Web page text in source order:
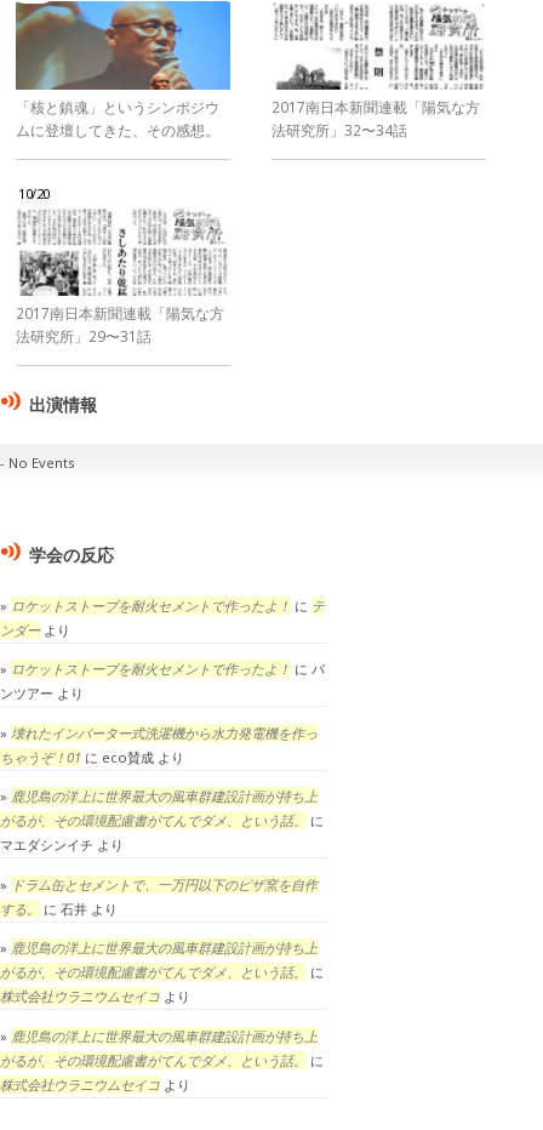
「核と鎮魂」というシンポジウ
ムに登壇してきた、その感想。
2017南日本新聞連載「陽気な方
法研究所」32〜34話
10/20
2017南日本新聞連載「陽気な方
法研究所」29〜31話
出演情報
No Events
学会の反応
ロケットストーブを耐火セメントで作ったよ！ に テ
ンダーより
ロケットストーブを耐火セメントで作ったよ！ に パ
ンツアー より
壊れたインバーター式洗濯機から水力発電機を作っ
ちゃうぞ！01 に eco賛成 より
鹿児島の洋上に世界最大の風車群建設計画が持ち上
がるが、その環境配慮書がてんでダメ、という話。
に
マエダシンイチ より
ドラム缶とセメントで、一万円以下のピザ窯を自作
する。
に 石井 より
鹿児島の洋上に世界最大の風車群建設計画が持ち上
がるが、その環境配慮書がてんでダメ、という話。
に
株式会社ウラニウムセイコ より
鹿児島の洋上に世界最大の風車群建設計画が持ち上
がるが、その環境配慮書がてんでダメ、という話。
に
株式会社ウラニウムセイコ より